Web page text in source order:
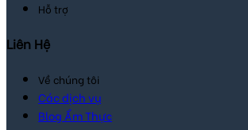
Hỗ trợ
Liên Hệ
Về chúng tôi
Các dịch vụ
Blog Ẩm Thực